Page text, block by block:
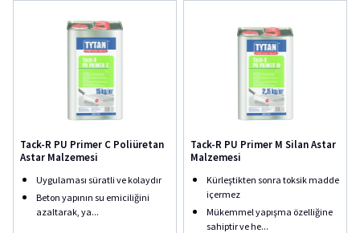
Tack-R PU Primer C Poliüretan
Astar Malzemesi
Uygulaması süratli ve kolaydır
Beton yapının su emiciliğini
azaltarak, ya...
Tack-R PU Primer M Silan Astar
Malzemesi
Kürleştikten sonra toksik madde
içermez
Mükemmel yapışma özelliğine
sahiptir ve he...